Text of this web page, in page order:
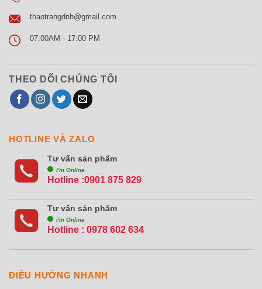
thaotrangdnh@gmail.com
07:00AM - 17:00 PM
THEO DÕI CHÚNG TÔI
HOTLINE VÀ ZALO
Tư vấn sản phẩm
i'm Online
Hotline :0901 875 829
Tư vấn sản phẩm
i'm Online
Hotline : 0978 602 634
ĐIỀU HƯỚNG NHANH